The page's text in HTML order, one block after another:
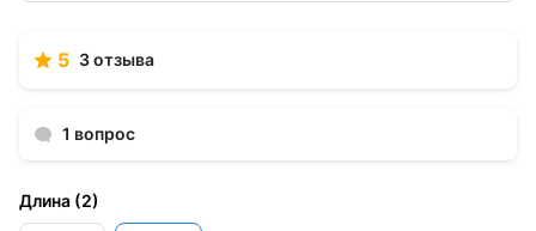
5 3 отзыва
1 вопрос
Длина (2)